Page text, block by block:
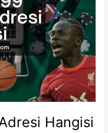
Hangisi